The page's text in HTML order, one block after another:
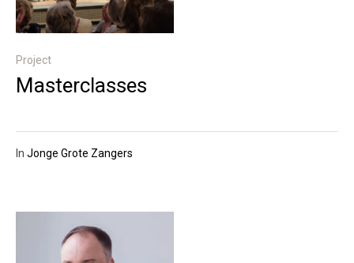
Project
Masterclasses
In Jonge Grote Zangers